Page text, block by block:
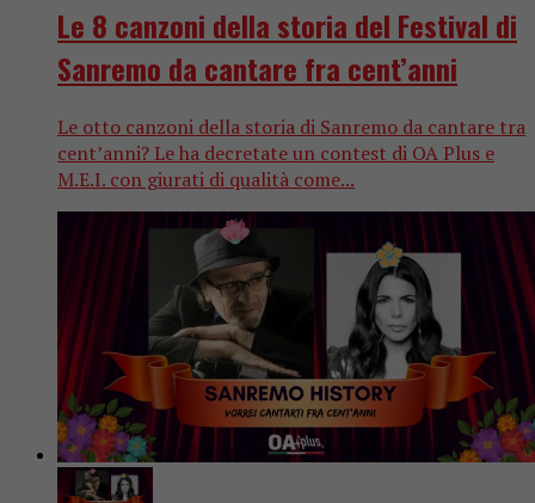
Le 8 canzoni della storia del Festival di
Sanremo da cantare fra cent’anni
Le otto canzoni della storia di Sanremo da cantare tra
cent’anni? Le ha decretate un contest di OA Plus e
M.E.I. con giurati di qualità come...